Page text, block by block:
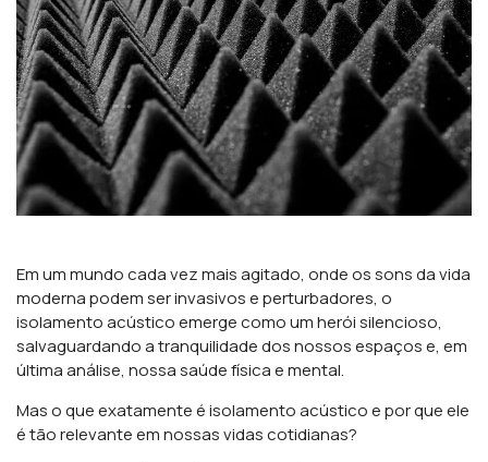
Em um mundo cada vez mais agitado, onde os sons da vida
moderna podem ser invasivos e perturbadores, o
isolamento acústico emerge como um herói silencioso,
salvaguardando a tranquilidade dos nossos espaços e, em
última análise, nossa saúde física e mental.
Mas o que exatamente é isolamento acústico e por que ele
é tão relevante em nossas vidas cotidianas?